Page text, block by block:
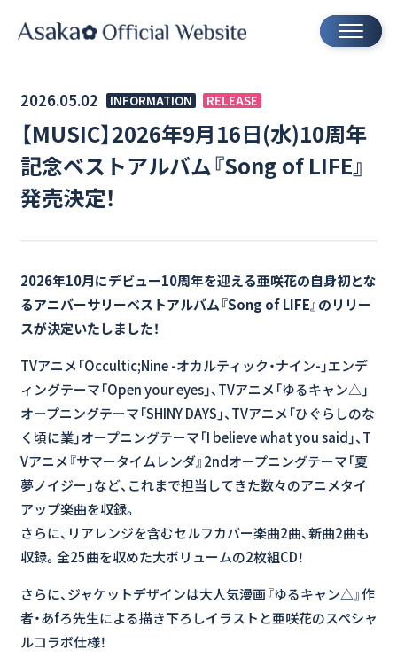
2026.05.02 INFORMATION RELEASE
【MUSIC】2026年9月16日(水)10周年
記念ベストアルバム『Song of LIFE』
発売決定！
2026年10月にデビュー10周年を迎える亜咲花の自身初とな
るアニバーサリーベストアルバム『Song of LIFE』のリリー
スが決定いたしました！
TVアニメ「Occultic;Nine -オカルティック・ナイン-」エンデ
ィングテーマ「Open your eyes」、TVアニメ「ゆるキャン△」
オープニングテーマ「SHINY DAYS」、TVアニメ「ひぐらしのな
く頃に業」オープニングテーマ「I believe what you said」、T
Vアニメ『サマータイムレンダ』2ndオープニングテーマ「夏
夢ノイジー」など、これまで担当してきた数々のアニメタイ
アップ楽曲を収録。
さらに、リアレンジを含むセルフカバー楽曲2曲、新曲2曲も
収録。全25曲を収めた大ボリュームの2枚組CD！
さらに、ジャケットデザインは大人気漫画『ゆるキャン△』作
者・あfろ先生による描き下ろしイラストと亜咲花のスペシャ
ルコラボ仕様！